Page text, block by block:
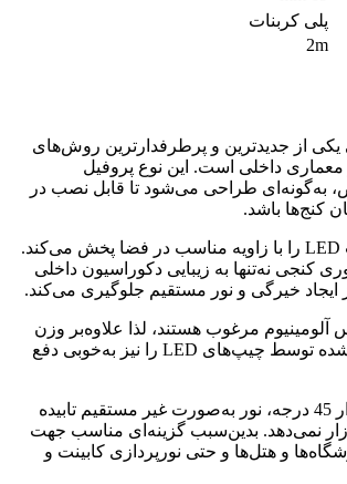
پلی کربنات
2m
یکی از جدیدترین و پرطرفدارترین روش‌های
معماری داخلی است. این نوع پروفیل
به‌گونه‌ای طراحی می‌شود تا قابل نصب در
همچنین نور استریپ LED را با زاویه مناسب در فضا پخش می‌کند.
کنجی نه‌تنها به زیبایی دکوراسیون داخلی
ایجاد خیرگی و نور مستقیم جلوگیری می‌کند.
آلومینیوم مرغوب هستند، لذا علاوه‌بر وزن
سبک، گرمای تولید شده توسط چیپ‌های LED را نیز به‌خوبی دفع
به‌دلیل نصب زاویه‌دار 45 درجه، نور به‌صورت غیر مستقیم تابیده
نمی‌دهد. بدین‌سبب گزینه‌ای مناسب جهت
و هتل‌ها و حتی نورپردازی کابینت و